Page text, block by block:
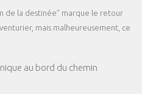
de la destinée" marque le retour
mais malheureusement, ce
au bord du chemin